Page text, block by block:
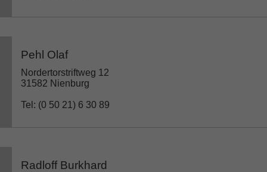
Pehl Olaf
Nordertorstriftweg 12
31582 Nienburg
Tel: (0 50 21) 6 30 89
Radloff Burkhard